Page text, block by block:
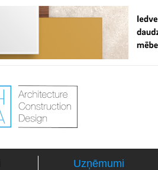
Uzņēmumi